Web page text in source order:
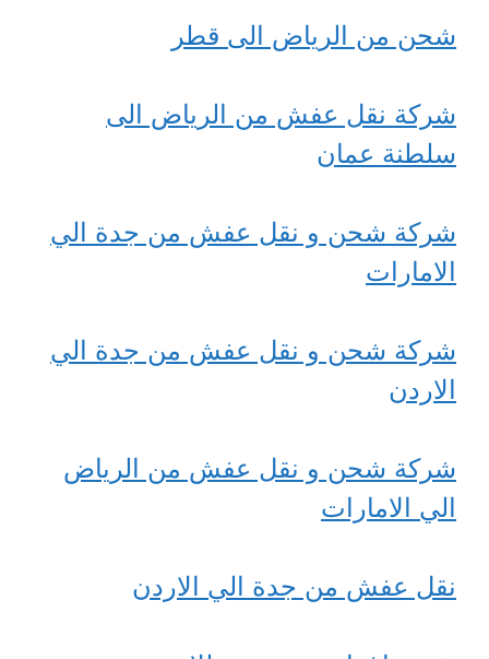
شحن من الرياض الى قطر
شركة نقل عفش من الرياض الى
سلطنة عمان
شركة شحن و نقل عفش من جدة الي
الامارات
شركة شحن و نقل عفش من جدة الي
الاردن
شركة شحن و نقل عفش من الرياض
الي الامارات
نقل عفش من جدة الي الاردن